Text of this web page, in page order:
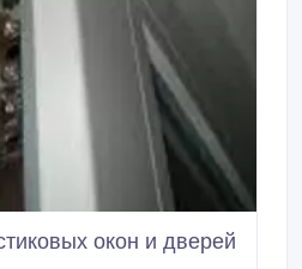
окон и дверей